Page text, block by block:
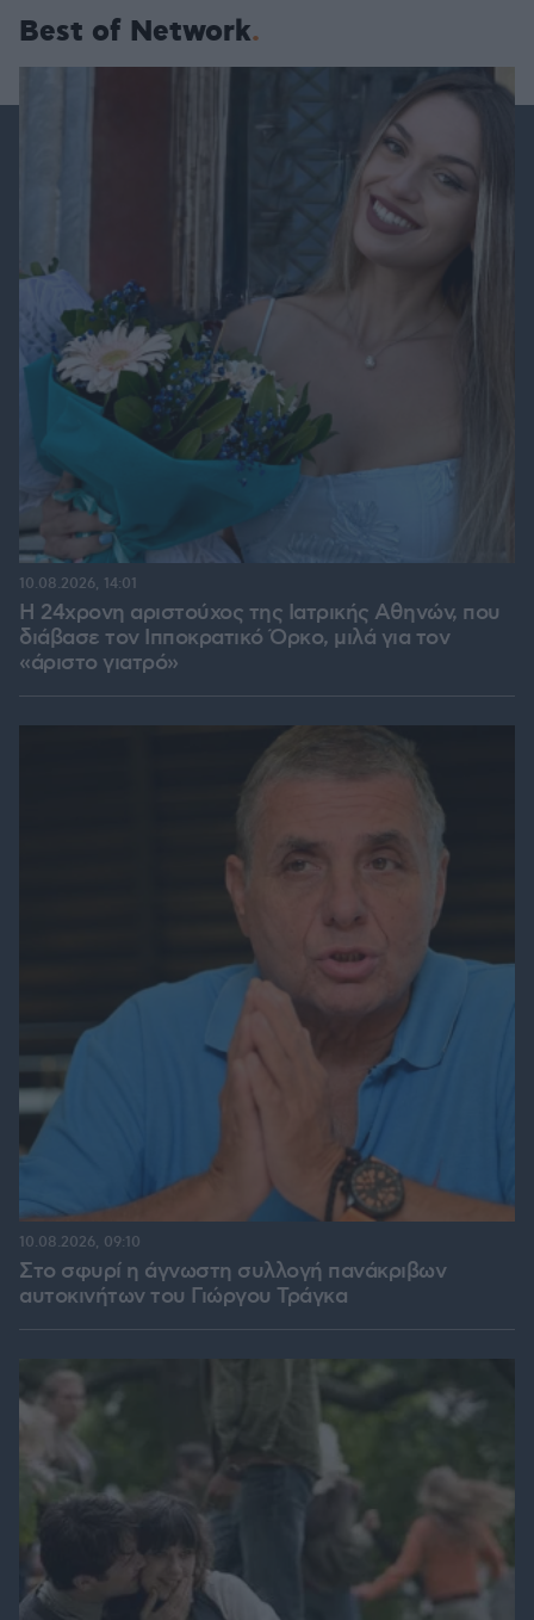
Best of Network
Η 24χρονη αριστούχος της Ιατρικής Αθηνών, που
διάβασε τον Ιπποκρατικό Όρκο, μιλά για τον
«άριστο γιατρό»
10.08.2026, 14:01
Στο σφυρί η άγνωστη συλλογή πανάκριβων
αυτοκινήτων του Γιώργου Τράγκα
10.08.2026, 09:10